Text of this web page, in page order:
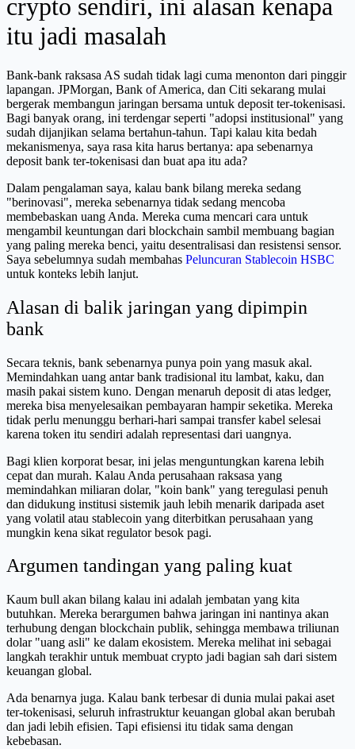
crypto sendiri, ini alasan kenapa
itu jadi masalah
Bank-bank raksasa AS sudah tidak lagi cuma menonton dari pinggir
lapangan. JPMorgan, Bank of America, dan Citi sekarang mulai
bergerak membangun jaringan bersama untuk deposit ter-tokenisasi.
Bagi banyak orang, ini terdengar seperti "adopsi institusional" yang
sudah dijanjikan selama bertahun-tahun. Tapi kalau kita bedah
mekanismenya, saya rasa kita harus bertanya: apa sebenarnya
deposit bank ter-tokenisasi dan buat apa itu ada?
Dalam pengalaman saya, kalau bank bilang mereka sedang
"berinovasi", mereka sebenarnya tidak sedang mencoba
membebaskan uang Anda. Mereka cuma mencari cara untuk
mengambil keuntungan dari blockchain sambil membuang bagian
yang paling mereka benci, yaitu desentralisasi dan resistensi sensor.
Saya sebelumnya sudah membahas Peluncuran Stablecoin HSBC
untuk konteks lebih lanjut.
Alasan di balik jaringan yang dipimpin
bank
Secara teknis, bank sebenarnya punya poin yang masuk akal.
Memindahkan uang antar bank tradisional itu lambat, kaku, dan
masih pakai sistem kuno. Dengan menaruh deposit di atas ledger,
mereka bisa menyelesaikan pembayaran hampir seketika. Mereka
tidak perlu menunggu berhari-hari sampai transfer kabel selesai
karena token itu sendiri adalah representasi dari uangnya.
Bagi klien korporat besar, ini jelas menguntungkan karena lebih
cepat dan murah. Kalau Anda perusahaan raksasa yang
memindahkan miliaran dolar, "koin bank" yang teregulasi penuh
dan didukung institusi sistemik jauh lebih menarik daripada aset
yang volatil atau stablecoin yang diterbitkan perusahaan yang
mungkin kena sikat regulator besok pagi.
Argumen tandingan yang paling kuat
Kaum bull akan bilang kalau ini adalah jembatan yang kita
butuhkan. Mereka berargumen bahwa jaringan ini nantinya akan
terhubung dengan blockchain publik, sehingga membawa triliunan
dolar "uang asli" ke dalam ekosistem. Mereka melihat ini sebagai
langkah terakhir untuk membuat crypto jadi bagian sah dari sistem
keuangan global.
Ada benarnya juga. Kalau bank terbesar di dunia mulai pakai aset
ter-tokenisasi, seluruh infrastruktur keuangan global akan berubah
dan jadi lebih efisien. Tapi efisiensi itu tidak sama dengan
kebebasan.